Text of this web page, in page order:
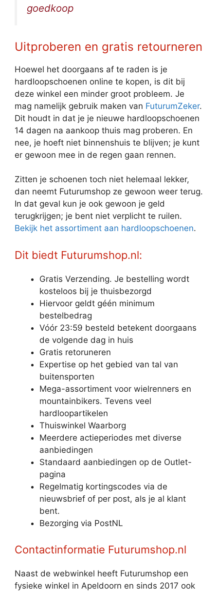
goedkoop
Uitproberen en gratis retourneren
Hoewel het doorgaans af te raden is je
hardloopschoenen online te kopen, is dit bij
deze winkel een minder groot probleem. Je
mag namelijk gebruik maken van FuturumZeker.
Dit houdt in dat je je nieuwe hardloopschoenen
14 dagen na aankoop thuis mag proberen. En
nee, je hoeft niet binnenshuis te blijven; je kunt
er gewoon mee in de regen gaan rennen.
Zitten je schoenen toch niet helemaal lekker,
dan neemt Futurumshop ze gewoon weer terug.
In dat geval kun je ook gewoon je geld
terugkrijgen; je bent niet verplicht te ruilen.
Bekijk het assortiment aan hardloopschoenen.
Dit biedt Futurumshop.nl:
Gratis Verzending. Je bestelling wordt
kosteloos bij je thuisbezorgd
Hiervoor geldt géén minimum
bestelbedrag
Vóór 23:59 besteld betekent doorgaans
de volgende dag in huis
Gratis retoruneren
Expertise op het gebied van tal van
buitensporten
Mega-assortiment voor wielrenners en
mountainbikers. Tevens veel
hardloopartikelen
Thuiswinkel Waarborg
Meerdere actieperiodes met diverse
aanbiedingen
Standaard aanbiedingen op de Outlet-
pagina
Regelmatig kortingscodes via de
nieuwsbrief of per post, als je al klant
bent.
Bezorging via PostNL
Contactinformatie Futurumshop.nl
Naast de webwinkel heeft Futurumshop een
fysieke winkel in Apeldoorn en sinds 2017 ook